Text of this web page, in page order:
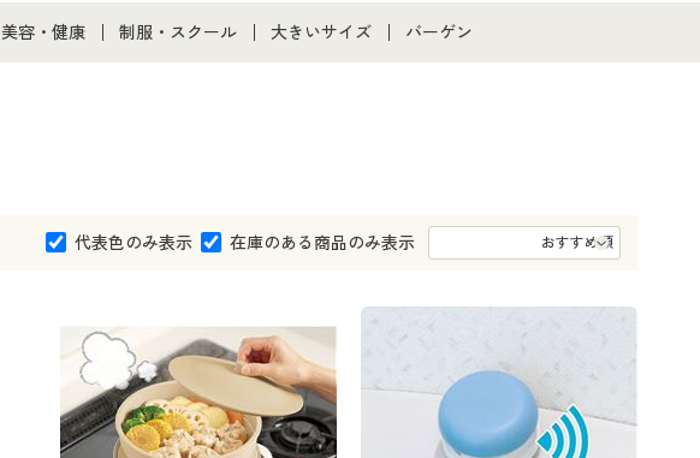
カタログ・チラシからのご注文
美容・健康 制服・スクール 大きいサイズ
大きいサイズ 事務・制服
バーゲン
代表色のみ表示 在庫のある商品のみ表示